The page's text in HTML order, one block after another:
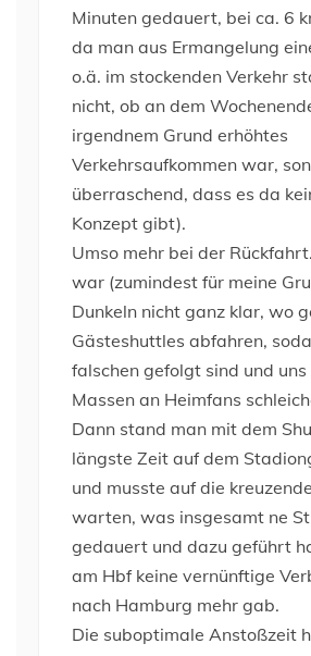
Minuten gedauert, bei ca. 6
da man aus Ermangelung
o.ä. im stockenden Verkehr
nicht, ob an dem
irgendnem Grund erhöhtes
Verkehrsaufkommen war,
überraschend, dass es da
Konzept gibt).
Umso mehr bei der
war (zumindest für meine
Dunkeln nicht ganz klar, wo
Gästeshuttles abfahren,
falschen gefolgt sind und uns
Massen an Heimfans
Dann stand man mit dem
längste Zeit auf dem
und musste auf die
warten, was insgesamt ne
gedauert und dazu geführt
am Hbf keine vernünftige
nach Hamburg mehr gab.
Die suboptimale Anstoßzeit